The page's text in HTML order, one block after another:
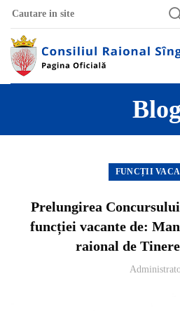
FUNCȚII
Prelungirea
funcției vacante de:
raional de